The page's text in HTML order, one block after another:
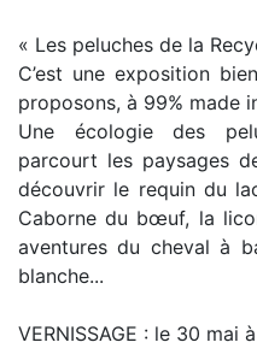
« Les peluches de la
C’est une exposition
proposons, à 99% made
Une écologie des
parcourt les paysages
découvrir le requin du
Caborne du bœuf, la
aventures du cheval à
blanche...
VERNISSAGE : le 30 mai